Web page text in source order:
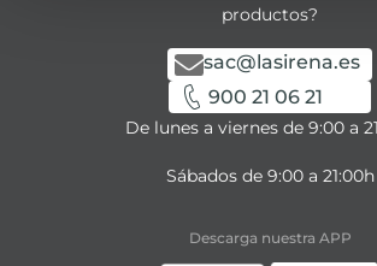
productos?
sac@lasirena.es
900 21 06 21
De lunes a viernes de 9:00 a
Sábados de 9:00 a 21:00h
Descarga nuestra APP